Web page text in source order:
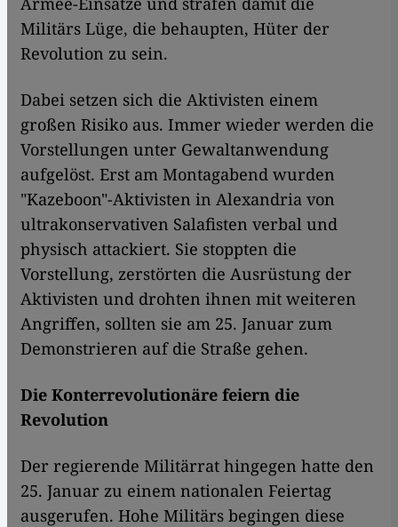
Militärs Lüge, die behaupten, Hüter der
Revolution zu sein.
Dabei setzen sich die Aktivisten einem
großen Risiko aus. Immer wieder werden die
Vorstellungen unter Gewaltanwendung
aufgelöst. Erst am Montagabend wurden
"Kazeboon"-Aktivisten in Alexandria von
ultrakonservativen Salafisten verbal und
physisch attackiert. Sie stoppten die
Vorstellung, zerstörten die Ausrüstung der
Aktivisten und drohten ihnen mit weiteren
Angriffen, sollten sie am 25. Januar zum
Demonstrieren auf die Straße gehen.
Die Konterrevolutionäre feiern die
Revolution
Der regierende Militärrat hingegen hatte den
25. Januar zu einem nationalen Feiertag
ausgerufen. Hohe Militärs begingen diese